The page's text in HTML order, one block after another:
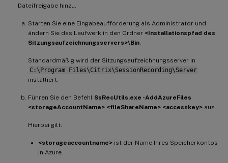
Dateifreigabe hinzu.
Starten Sie eine Eingabeaufforderung als Administrator und
ändern Sie das Laufwerk in den Ordner <Installationspfad des
Sitzungsaufzeichnungsservers>\Bin
Standardmäßig wird der Sitzungsaufzeichnungsserver in
C:\Program Files\Citrix\SessionRecording\Server
installiert.
Führen Sie den Befehl SsRecUtils.exe -AddAzureFiles
<storageAccountName> <fileShareName> <accesskey> aus.
Hierbei gilt:
<storageaccountname> ist der Name Ihres Speicherkontos
in Azure.